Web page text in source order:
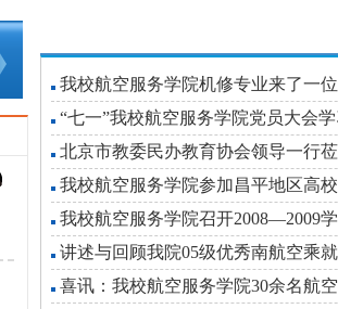
我校航空服务学院机修专业来了一
“七一”我校航空服务学院党员大会
北京市教委民办教育协会领导一行
我校航空服务学院参加昌平地区高
我校航空服务学院召开2008—2009
讲述与回顾我院05级优秀南航空乘
喜讯：我校航空服务学院30余名航